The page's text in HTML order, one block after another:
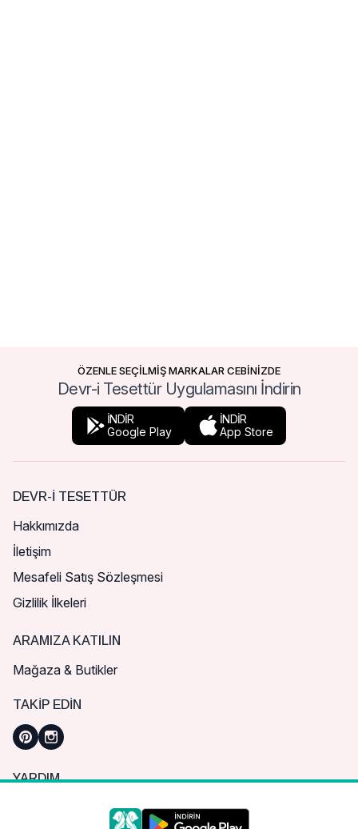
ÖZENLE SEÇİLMİŞ MARKALAR CEBİNİZDE
Devr-i Tesettür Uygulamasını İndirin
İNDİR
Google Play
İNDİR
App Store
DEVR-I TESETTÜR
Hakkımızda
İletişim
Mesafeli Satış Sözleşmesi
Gizlilik İlkeleri
ARAMIZA KATILIN
Mağaza & Butikler
TAKIP EDIN
YARDIM
Sık Sorulan Sorular